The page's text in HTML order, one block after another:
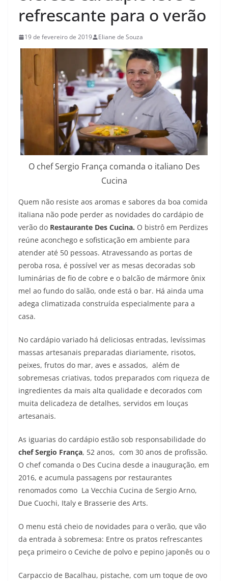
refrescante para o verão
19 de fevereiro de 2019 Eliane de Souza
O chef Sergio França comanda o italiano Des
Cucina
Quem não resiste aos aromas e sabores da boa comida
italiana não pode perder as novidades do cardápio de
verão do Restaurante Des Cucina. O bistrô em Perdizes
reúne aconchego e sofisticação em ambiente para
atender até 50 pessoas. Atravessando as portas de
peroba rosa, é possível ver as mesas decoradas sob
luminárias de fio de cobre e o balcão de mármore ônix
mel ao fundo do salão, onde está o bar. Há ainda uma
adega climatizada construída especialmente para a
casa.
No cardápio variado há deliciosas entradas, levíssimas
massas artesanais preparadas diariamente, risotos,
peixes, frutos do mar, aves e assados, além de
sobremesas criativas, todos preparados com riqueza de
ingredientes da mais alta qualidade e decorados com
muita delicadeza de detalhes, servidos em louças
artesanais.
As iguarias do cardápio estão sob responsabilidade do
chef Sergio França, 52 anos, com 30 anos de profissão.
O chef comanda o Des Cucina desde a inauguração, em
2016, e acumula passagens por restaurantes
renomados como La Vecchia Cucina de Sergio Arno,
Due Cuochi, Italy e Brasserie des Arts.
O menu está cheio de novidades para o verão, que vão
da entrada à sobremesa: Entre os pratos refrescantes
peça primeiro o Ceviche de polvo e pepino japonês ou o
Carpaccio de Bacalhau, pistache, com um toque de ovo